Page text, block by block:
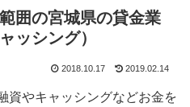
囲の宮城県の貸金業
ッシング）
2018.10.17 2019.02.14
資やキャッシングなどお金を